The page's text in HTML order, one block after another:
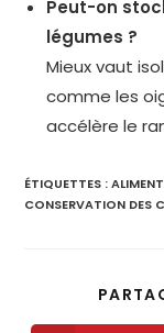
Peut-on
légumes ?
Mieux vaut
comme les
accélère le
ÉTIQUETTES :
CONSERVATION DES